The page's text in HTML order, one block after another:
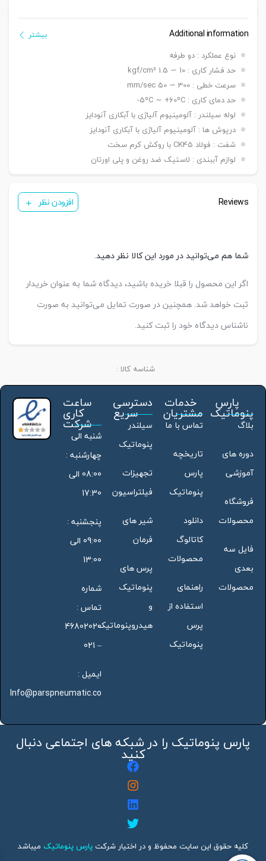
5 ~ 200 mm / ø ۶۳-۸۰-۱۰۰ mm – 5 ~ 300 mm
دنده
دنده ماندگی ,دنده نری
بست
نصبی
شاخه مادگی Y – بست چشمی FI – بست شناور FC
سنسور KT 33 R
تعداد
سنسور
یک عدد ,دو عدد
Additional information
نوع عملکرد : دو طرفه
حد فشار کاری : 10 ∼ 1.5 kgf/cm²
سرعت خطی : 300 ∼ 50 mm/sec
حد دمای کاری : 5ºC ∼ +60ºC-
لوله سیلندر : آلومینیوم آلیاژی با آبکاری آنودایز
درپوش ها : آلومینیوم آلیاژی با آبکاری آنودایز
شفت : فولاد CK45 با روکش کرم سخت
لوازم آببندی : لاستیک ضد روغن و پلی اورتان
بیشتر
Reviews افزودن نظر
شما هم می‌توانید در مورد این کالا نظر دهید.
اگر این محصول را قبلا خریده باشید، دیدگاه شما به عنوان خریدار
ثبت خواهد شد. همچنین در صورت تمایل می‌توانید به صورت
ناشناس دیدگاه خود را ثبت کنید.
شناسه کالا :
پارس
پنوماتیک
بلاگ
دوره های
آموزشی
فروشگاه
محصولات
فایل سه
بعدی
محصولات
خدمات
مشتریان
تماس با ما
تاریخچه
پارس
پنوماتیک
دانلود
کاتالوگ
محصولات
راهنمای
استفاده از
پرس
پنوماتیک
دسترسی
سریع
سیلندر
پنوماتیک
تجهیزات
فیلتراسیون
شیر های
فرمان
پرس های
پنوماتیک
و
هیدروپنوماتیک
ساعت
کاری
شرکت
شنبه الی
چهارشنبه :
08:00 الی
17:30
پنجشنبه :
09:00 الی
13:00
شماره
تماس :
46802020
– 021
ایمیل :
Info@parspneumatic.co
پارس پنوماتیک را در شبکه های اجتماعی دنبال
کنید
کلیه حقوق این سایت محفوظ و در اختیار شرکتپارس پنوماتیک میباشد